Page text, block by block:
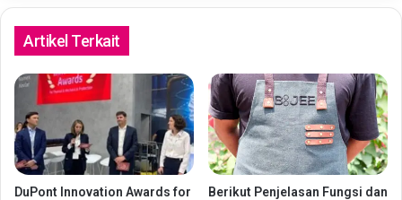
Artikel Terkait
DuPont Innovation Awards for
Berikut Penjelasan Fungsi dan